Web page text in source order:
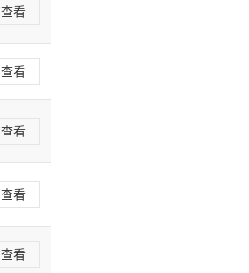
查看
查看
查看
查看
查看